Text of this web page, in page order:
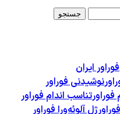
جستجو
فوراور ایران
نوشیدنی فوراور
تناسب اندام فوراور
ژل آلوئه‌ورا فوراور